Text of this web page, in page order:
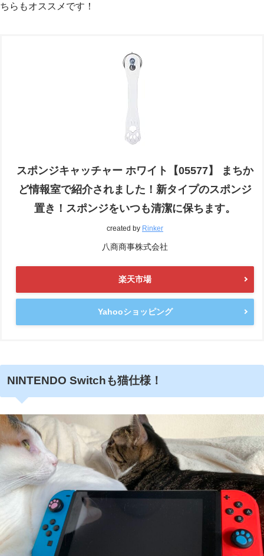
ちらもオススメです！
スポンジキャッチャー ホワイト【05577】 まちか
ど情報室で紹介されました！新タイプのスポンジ
置き！スポンジをいつも清潔に保ちます。
created by Rinker
八商商事株式会社
楽天市場
Yahooショッピング
NINTENDO Switchも猫仕様！